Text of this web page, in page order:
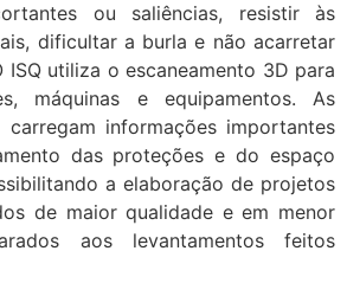
ou saliências, resistir às
dificultar a burla e não acarretar
ISQ utiliza o escaneamento 3D para
máquinas e equipamentos. As
carregam informações importantes
das proteções e do espaço
a elaboração de projetos
de maior qualidade e em menor
aos levantamentos feitos